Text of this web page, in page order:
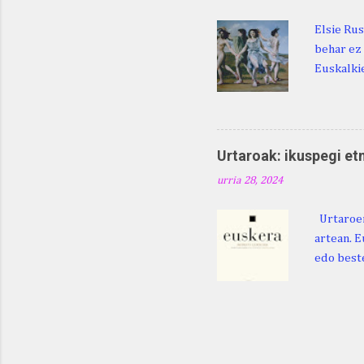
Elsie
behar
ditugu:
zarra da
Martina
Martina .
Urtaroak: ikuspegi
urria 28, 2024
artean.
edo